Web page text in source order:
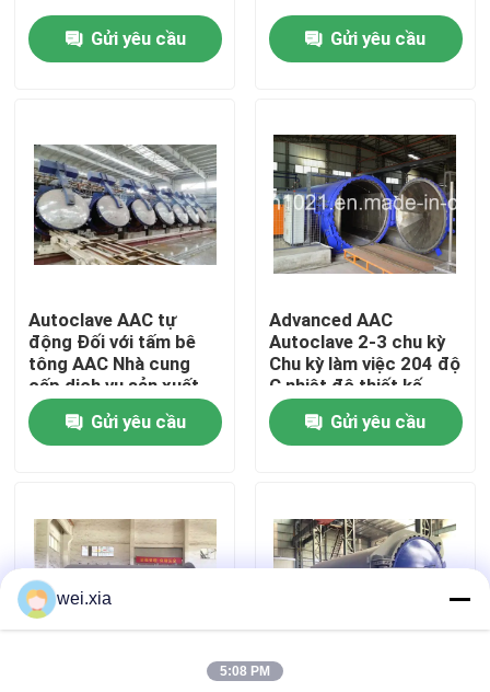
Nhà
Video
Về chúng tôi
Chuyến tham quan nhà máy
Kiểm soát chất lượng
Tin tức
Các vụ án
Gửi yêu cầu Gửi yêu cầu
Autoclave AAC tự
động Đối với tấm bê
tông AAC Nhà cung
cấp dịch vụ sản xuất
Gửi yêu cầu
Advanced AAC
Autoclave 2-3 chu kỳ
Chu kỳ làm việc 204 độ
C nhiệt độ thiết kế
Gửi yêu cầu
wei.xia
5:08 PM